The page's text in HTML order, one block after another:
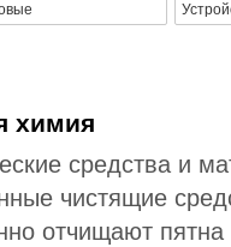
химия
средства и
чистящие
отчищают